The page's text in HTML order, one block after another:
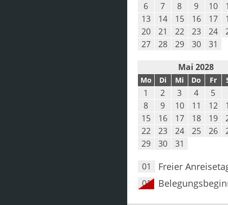
6
7 8 9 10
13
14 15 16 17
20
21 22 23 24
27
28 29 30 31
Mai 2028
Mo Di Mi Do Fr
1 2 3 4 5
8
9 10 11 12
15
16 17 18 19
22
23 24 25 26
29
30 31
01 Freier
01